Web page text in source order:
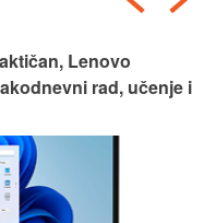
Lenovo
rad, učenje i